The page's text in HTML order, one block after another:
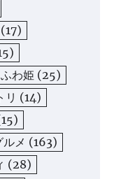
(17)
ふわ姫 (25)
リ (14)
ルメ (163)
(28)